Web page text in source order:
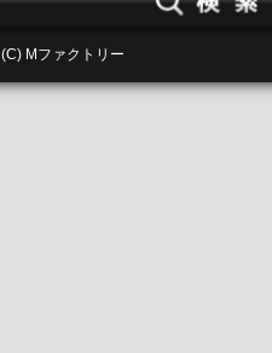
(C) Mファクトリー